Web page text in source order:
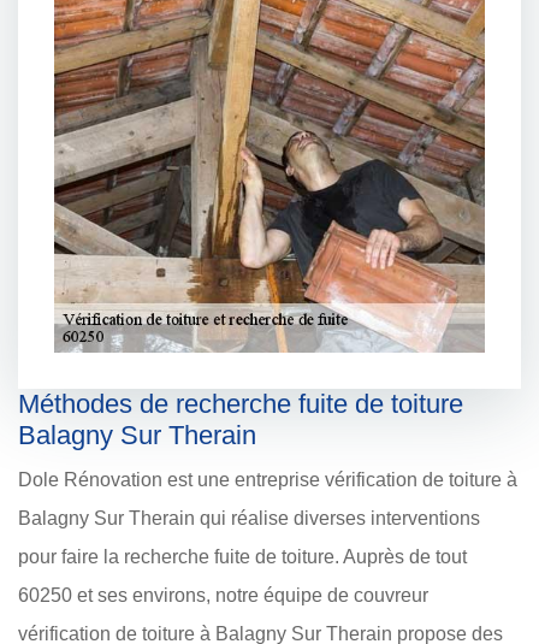
Méthodes de recherche fuite de toiture
Balagny Sur Therain
Dole Rénovation est une entreprise vérification de toiture à
Balagny Sur Therain qui réalise diverses interventions
pour faire la recherche fuite de toiture. Auprès de tout
60250 et ses environs, notre équipe de couvreur
vérification de toiture à Balagny Sur Therain propose des